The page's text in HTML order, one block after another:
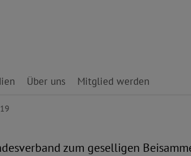
Über uns Mitglied werden
zum geselligen